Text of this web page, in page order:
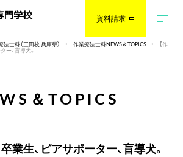
資料請求
法士科（三田校 兵庫県） 作業療法士科NEWS＆TOPICS 【作
ー、盲導犬。
＆TOPICS
業生、ピアサポーター、盲導犬。